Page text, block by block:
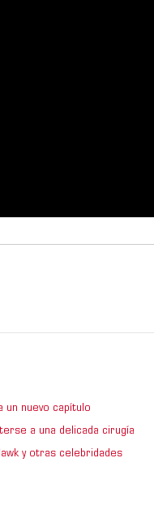
un nuevo capítulo
a una delicada cirugía
y otras celebridades